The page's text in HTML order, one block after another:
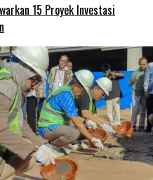
15 Proyek Investasi